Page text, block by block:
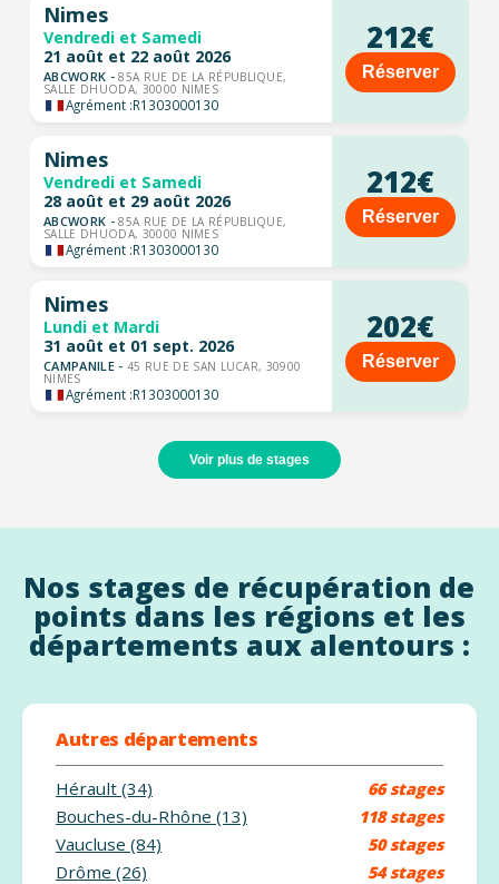
Nimes
Vendredi et Samedi
21 août et 22 août 2026
ABCWORK -85A RUE DE LA RÉPUBLIQUE,
SALLE DHUODA, 30000 NIMES
Agrément :R1303000130
212€
Réserver
Nimes
Vendredi et Samedi
28 août et 29 août 2026
ABCWORK -85A RUE DE LA RÉPUBLIQUE,
SALLE DHUODA, 30000 NIMES
Agrément :R1303000130
212€
Réserver
Nimes
Lundi et Mardi
31 août et 01 sept. 2026
CAMPANILE - 45 RUE DE SAN LUCAR, 30900
NIMES
Agrément :R1303000130
202€
Réserver
Voir plus de stages
Nos stages de récupération de
points dans les régions et les
départements aux alentours :
Autres départements
Hérault (34) 66 stages
Bouches-du-Rhône (13) 118 stages
Vaucluse (84) 50 stages
Drôme (26) 54 stages